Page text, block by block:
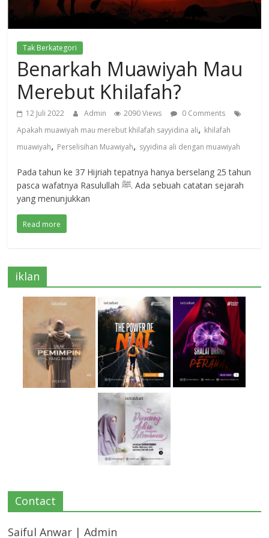
Tak Berkategori
Benarkah Muawiyah Mau
Merebut Khilafah?
12 Juli 2022 Admin 2090 Views
0 Comments
Apakah muawiyah mau merebut khilafah sayyidina ali, khilafah
muawiyah, Perselisihan Muawiyah, syyidina ali dengan muawiyah
Pada tahun ke 37 Hijriah tepatnya hanya berselang 25 tahun
pasca wafatnya Rasulullah ﷺ. Ada sebuah catatan sejarah
yang menunjukkan
Read more
iklan
Contact
Saiful Anwar | Admin